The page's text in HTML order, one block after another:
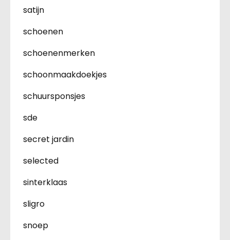
satijn
schoenen
schoenenmerken
schoonmaakdoekjes
schuursponsjes
sde
secret jardin
selected
sinterklaas
sligro
snoep